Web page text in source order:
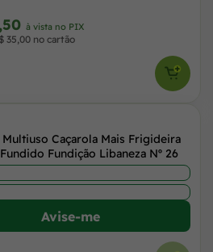
à vista no PIX
35,00 no cartão
Caçarola Mais Frigideira
Fundição Libaneza Nº 26
Avise-me